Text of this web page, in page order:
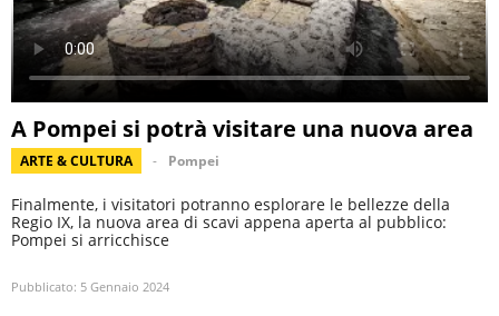
A Pompei si potrà visitare una nuova area
ARTE & CULTURA Pompei
Finalmente, i visitatori potranno esplorare le bellezze della
Regio IX, la nuova area di scavi appena aperta al pubblico:
Pompei si arricchisce
Pubblicato: 5 Gennaio 2024